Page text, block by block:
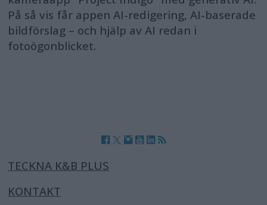
På så vis får appen AI-redigering, AI-baserade
bildförslag – och hjälp av AI redan i
fotoögonblicket.
TECKNA K&B PLUS
KONTAKT